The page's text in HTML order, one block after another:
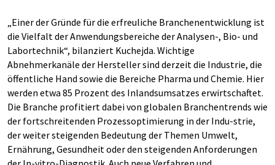
„Einer der Gründe für die erfreuliche Branchenentwicklung ist
die Vielfalt der Anwendungsbereiche der Analysen-, Bio- und
Labortechnik“, bilanziert Kuchejda. Wichtige
Abnehmerkanäle der Hersteller sind derzeit die Industrie, die
öffentliche Hand sowie die Bereiche Pharma und Chemie. Hier
werden etwa 85 Prozent des Inlandsumsatzes erwirtschaftet.
Die Branche profitiert dabei von globalen Branchentrends wie
der fortschreitenden Prozessoptimierung in der Indu-strie,
der weiter steigenden Bedeutung der Themen Umwelt,
Ernährung, Gesundheit oder den steigenden Anforderungen